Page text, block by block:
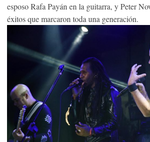
esposo Rafa Payán en la guitarra, y Peter
éxitos que marcaron toda una generación.